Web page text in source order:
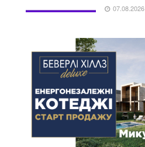
07.08.2026